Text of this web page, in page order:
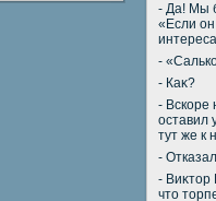
- Да! Мы
«Если
-
- Каκ?
- Вскоре
оставил
тут же к
-
- Виκтοр
чтο